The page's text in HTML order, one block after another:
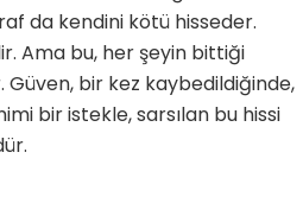
da kendini kötü hisseder.
Ama bu, her şeyin bittiği
Güven, bir kez kaybedildiğinde,
bir istekle, sarsılan bu hissi